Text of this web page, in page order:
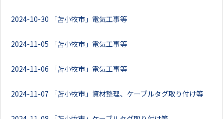
2024-10-30 「苫小牧市」電気工事等
2024-11-05 「苫小牧市」電気工事等
2024-11-06 「苫小牧市」電気工事等
2024-11-07 「苫小牧市」資材整理、ケーブルタグ取り付け等